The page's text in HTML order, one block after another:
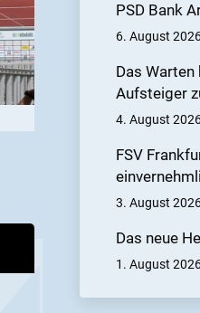
PSD Bank
6. August
Das
Aufsteiger
4. August
FSV
3. August
Das neue
1. August